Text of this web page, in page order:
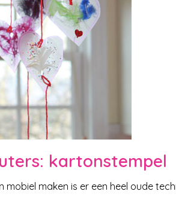
kartonstempel
mobiel maken is er een heel oude